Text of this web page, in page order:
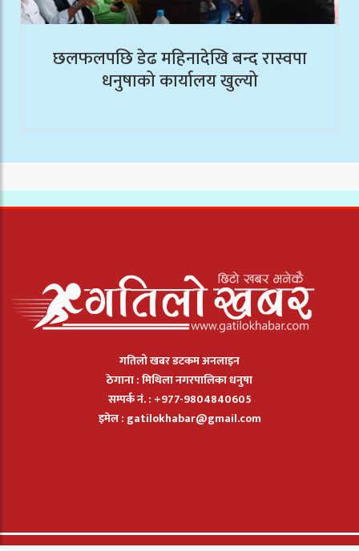
छलफलपछि डेढ महिनादेखि बन्द रास्वपा
धनुषाको कार्यालय खुल्यो
गतिलो खबर डटकम अनलाइन
ठेगाना : मिथिला नगरपालिका धनुषा
सम्पर्क नं. : +977-9804840605
इमेल : gatilokhabar@gmail.com